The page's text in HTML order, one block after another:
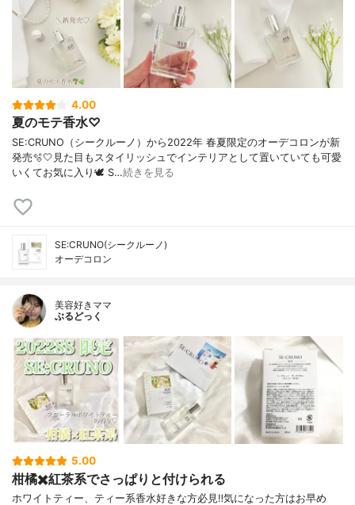
4.00
夏のモテ香水♡
SE:CRUNO（シークルーノ）から2022年 春夏限定のオーデコロンが新
発売🫧🤍見た目もスタイリッシュでインテリアとして置いていても可愛
いくてお気に入り🕊 S…続きを見る
SE:CRUNO(シークルーノ)
オーデコロン
美容好きママ
ぶるどっく
5.00
柑橘✖️紅茶系でさっぱりと付けられる
ホワイトティー、ティー系香水好きな方必見‼️気になった方はお早め